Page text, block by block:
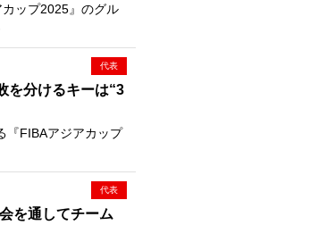
ップ2025』のグル
代表
を分けるキーは“3
『FIBAアジアカップ
代表
を通してチーム